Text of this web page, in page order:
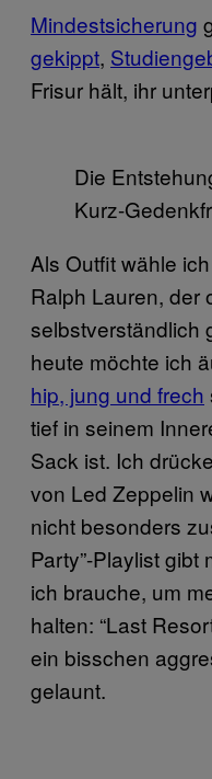
Mindestsicherung
gekippt,
Frisur hält, ihr
Die
Kurz-
Als Outfit wähle
Ralph Lauren, der
selbstverständlich
heute möchte ich
hip, jung und frech
tief in seinem
Sack ist. Ich
von Led Zeppelin
nicht besonders
Party”-Playlist
ich brauche, um
halten: “Last
ein bisschen
gelaunt.